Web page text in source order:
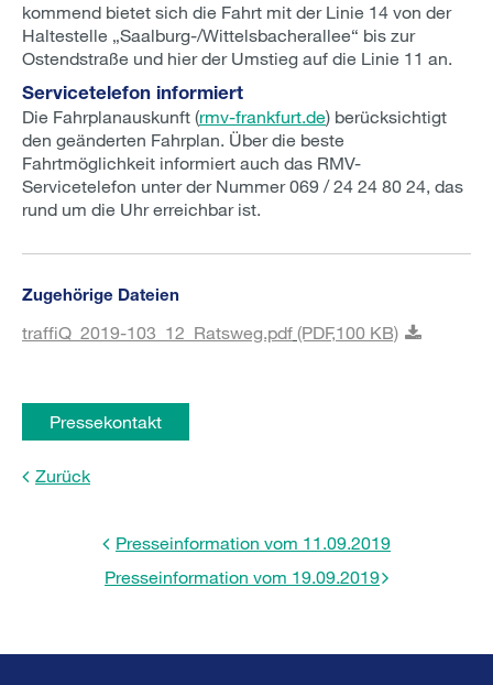
kommend bietet sich die Fahrt mit der Linie 14 von der
Haltestelle „Saalburg-/Wittelsbacherallee“ bis zur
Ostendstraße und hier der Umstieg auf die Linie 11 an.
Servicetelefon informiert
Die Fahrplanauskunft (rmv-frankfurt.de) berücksichtigt
den geänderten Fahrplan. Über die beste
Fahrtmöglichkeit informiert auch das RMV-
Servicetelefon unter der Nummer 069 / 24 24 80 24, das
rund um die Uhr erreichbar ist.
Zugehörige Dateien
traffiQ_2019-103_12_Ratsweg.pdf (PDF,100 KB)
Pressekontakt
Zurück
Presseinformation vom 11.09.2019
Presseinformation vom 19.09.2019